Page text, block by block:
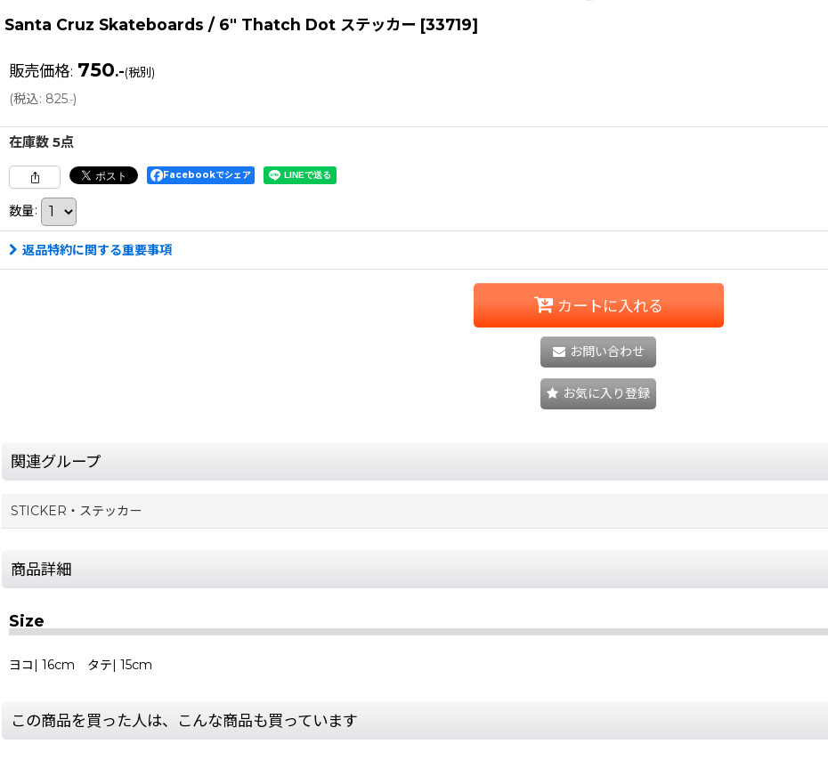
Santa Cruz Skateboards / 6" Thatch Dot ステッカー [33719]
販売価格: 750.-(税別)
(税込: 825.-)
在庫数 5点
Facebookでシェア
数量:
返品特約に関する重要事項
カートに入れる
お問い合わせ
お気に入り登録
関連グループ
STICKER・ステッカー
商品詳細
Size
ヨコ| 16cm タテ| 15cm
この商品を買った人は、こんな商品も買っています